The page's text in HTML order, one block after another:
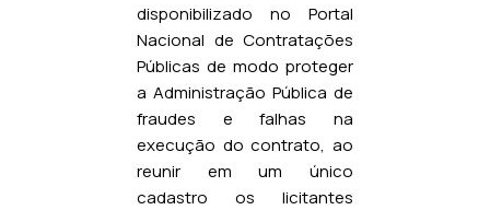
disponibilizado no Portal
Nacional de Contratações
Públicas de modo proteger
a Administração Pública de
fraudes e falhas na
execução do contrato, ao
reunir em um único
cadastro os licitantes